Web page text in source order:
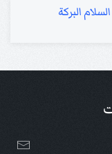
البركة